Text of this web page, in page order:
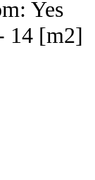
Yes
14 [m2]